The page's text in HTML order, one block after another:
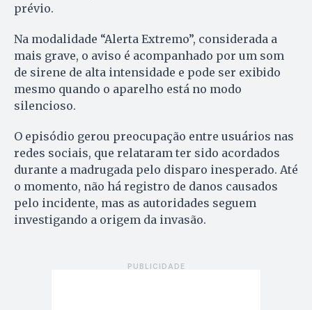
prévio.
Na modalidade “Alerta Extremo”, considerada a
mais grave, o aviso é acompanhado por um som
de sirene de alta intensidade e pode ser exibido
mesmo quando o aparelho está no modo
silencioso.
O episódio gerou preocupação entre usuários nas
redes sociais, que relataram ter sido acordados
durante a madrugada pelo disparo inesperado. Até
o momento, não há registro de danos causados
pelo incidente, mas as autoridades seguem
investigando a origem da invasão.